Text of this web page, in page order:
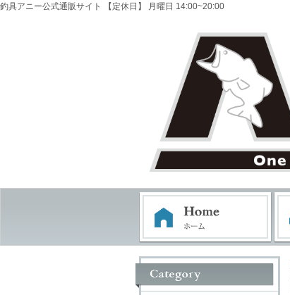
釣具アニー公式通販サイト 【定休日】 月曜日 14:00~20:00